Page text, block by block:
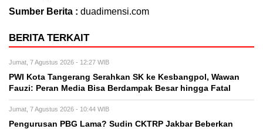
Sumber Berita : duadimensi.com
BERITA TERKAIT
Jumat, 7 Agustus 2026 - 12:27 WIB
PWI Kota Tangerang Serahkan SK ke Kesbangpol, Wawan
Fauzi: Peran Media Bisa Berdampak Besar hingga Fatal
Jumat, 7 Agustus 2026 - 10:44 WIB
Pengurusan PBG Lama? Sudin CKTRP Jakbar Beberkan